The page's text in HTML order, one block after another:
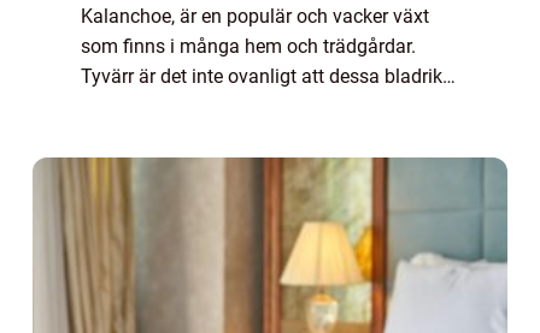
Kalanchoe, är en populär och vacker växt
som finns i många hem och trädgårdar.
Tyvärr är det inte ovanligt att dessa bladrika